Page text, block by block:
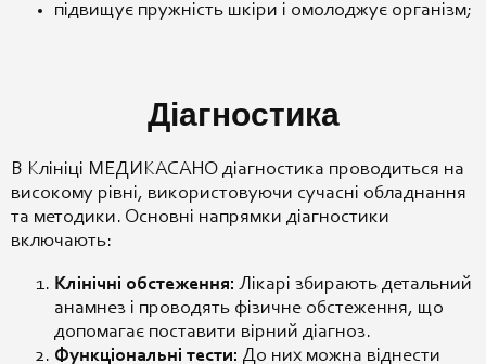
підвищує пружність шкіри і омолоджує організм;
Діагностика
В Клініці МЕДИКАСАНО діагностика проводиться на
високому рівні, використовуючи сучасні обладнання
та методики. Основні напрямки діагностики
включають:
Клінічні обстеження: Лікарі збирають детальний
анамнез і проводять фізичне обстеження, що
допомагає поставити вірний діагноз.
Функціональні тести: До них можна віднести